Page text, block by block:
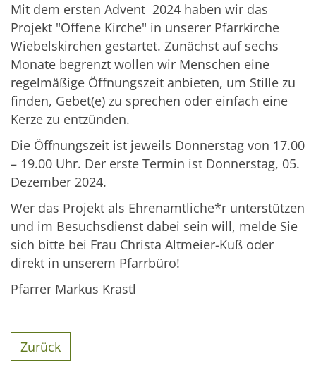
Mit dem ersten Advent 2024 haben wir das
Projekt "Offene Kirche" in unserer Pfarrkirche
Wiebelskirchen gestartet. Zunächst auf sechs
Monate begrenzt wollen wir Menschen eine
regelmäßige Öffnungszeit anbieten, um Stille zu
finden, Gebet(e) zu sprechen oder einfach eine
Kerze zu entzünden.
Die Öffnungszeit ist jeweils Donnerstag von 17.00
– 19.00 Uhr. Der erste Termin ist Donnerstag, 05.
Dezember 2024.
Wer das Projekt als Ehrenamtliche*r unterstützen
und im Besuchsdienst dabei sein will, melde Sie
sich bitte bei Frau Christa Altmeier-Kuß oder
direkt in unserem Pfarrbüro!
Pfarrer Markus Krastl
Zurück